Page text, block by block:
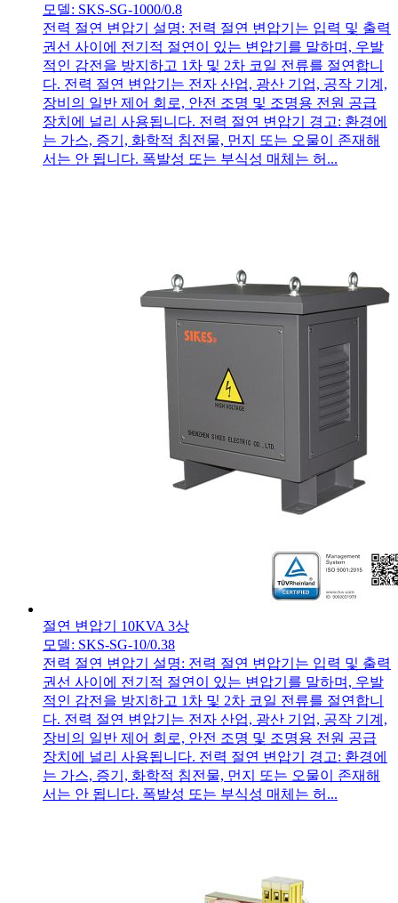
모델: SKS-SG-1000/0.8
전력 절연 변압기 설명: 전력 절연 변압기는 입력 및 출력
권선 사이에 전기적 절연이 있는 변압기를 말하며, 우발
적인 감전을 방지하고 1차 및 2차 코일 전류를 절연합니
다. 전력 절연 변압기는 전자 산업, 광산 기업, 공작 기계,
장비의 일반 제어 회로, 안전 조명 및 조명용 전원 공급
장치에 널리 사용됩니다. 전력 절연 변압기 경고: 환경에
는 가스, 증기, 화학적 침전물, 먼지 또는 오물이 존재해
서는 안 됩니다. 폭발성 또는 부식성 매체는 허...
절연 변압기 10KVA 3상
모델: SKS-SG-10/0.38
전력 절연 변압기 설명: 전력 절연 변압기는 입력 및 출력
권선 사이에 전기적 절연이 있는 변압기를 말하며, 우발
적인 감전을 방지하고 1차 및 2차 코일 전류를 절연합니
다. 전력 절연 변압기는 전자 산업, 광산 기업, 공작 기계,
장비의 일반 제어 회로, 안전 조명 및 조명용 전원 공급
장치에 널리 사용됩니다. 전력 절연 변압기 경고: 환경에
는 가스, 증기, 화학적 침전물, 먼지 또는 오물이 존재해
서는 안 됩니다. 폭발성 또는 부식성 매체는 허...